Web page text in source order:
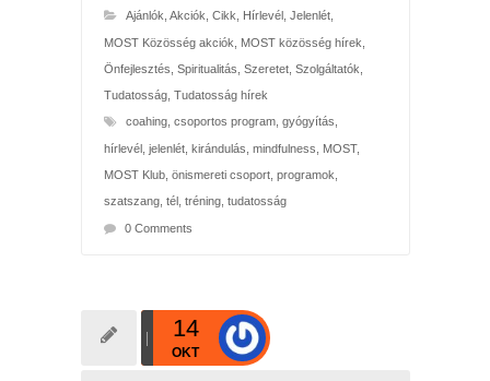
Ajánlók Akciók Cikk Hírlevél, Jelenlét,
MOST Közösség akciók MOST közösség hírek
Önfejlesztés Spiritualitás Szeretet, Szolgáltatók
Tudatosság, Tudatosság hírek
coahing, csoportos program, gyógyítás
hírlevél, jelenlét, kirándulás mindfulness MOST,
MOST Klub, önismereti csoport, programok
szatszang, tél, tréning, tudatosság
0 Comments
14
OKT